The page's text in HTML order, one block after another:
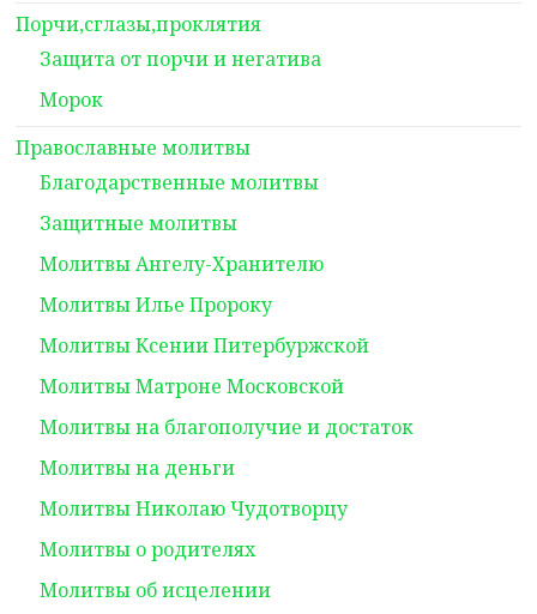
Порчи,сглазы,проклятия
Защита от порчи и негатива
Морок
Православные молитвы
Благодарственные молитвы
Защитные молитвы
Молитвы Ангелу-Хранителю
Молитвы Илье Пророку
Молитвы Ксении Питербуржской
Молитвы Матроне Московской
Молитвы на благополучие и достаток
Молитвы на деньги
Молитвы Николаю Чудотворцу
Молитвы о родителях
Молитвы об исцелении